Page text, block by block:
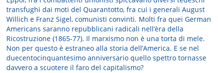
transfughi dai moti del Quarantotto, fra cui i generali August
Willich e Franz Sigel, comunisti convinti. Molti fra quei German
Americans saranno repubblicani radicali nell’èra della
Ricostruzione (1865-77). Il marxismo non è una torta di mele.
Non per questo è estraneo alla storia dell’America. E se nel
duecentocinquantesimo anniversario quello spettro tornasse
davvero a scuotere il faro del capitalismo?